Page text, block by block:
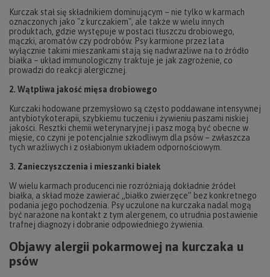
Kurczak stał się składnikiem dominującym – nie tylko w karmach
oznaczonych jako "z kurczakiem", ale także w wielu innych
produktach, gdzie występuje w postaci tłuszczu drobiowego,
mączki, aromatów czy podrobów. Psy karmione przez lata
wyłącznie takimi mieszankami stają się nadwrażliwe na to źródło
białka – układ immunologiczny traktuje je jak zagrożenie, co
prowadzi do reakcji alergicznej.
2. Wątpliwa jakość mięsa drobiowego
Kurczaki hodowane przemysłowo są często poddawane intensywnej
antybiotykoterapii, szybkiemu tuczeniu i żywieniu paszami niskiej
jakości. Resztki chemii weterynaryjnej i pasz mogą być obecne w
mięsie, co czyni je potencjalnie szkodliwym dla psów – zwłaszcza
tych wrażliwych i z osłabionym układem odpornościowym.
3. Zanieczyszczenia i mieszanki białek
W wielu karmach producenci nie rozróżniają dokładnie źródeł
białka, a skład może zawierać „białko zwierzęce” bez konkretnego
podania jego pochodzenia. Psy uczulone na kurczaka nadal mogą
być narażone na kontakt z tym alergenem, co utrudnia postawienie
trafnej diagnozy i dobranie odpowiedniego żywienia.
Objawy alergii pokarmowej na kurczaka u
psów